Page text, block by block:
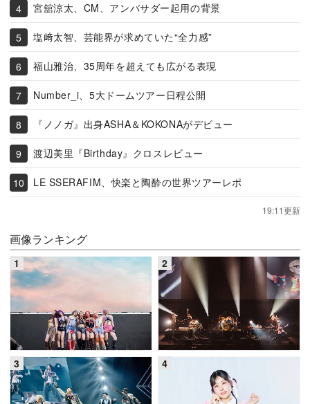
宮舘涼太、CM、アンバサダー起用の背景
塩﨑太智、芸能界が求めていた“全力感”
福山雅治、35周年を超えても広がる表現
Number_i、5大ドームツアー日程公開
『ノノガ』出身ASHA＆KOKONAがデビュー
渡辺美里『Birthday』クロスレビュー
LE SSERAFIM、快楽と陶酔の世界ツアーレポ
19:11更新
画像ランキング